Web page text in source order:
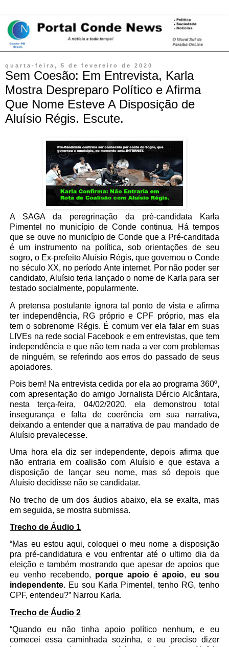
quarta-feira, 5 de fevereiro de 2020
Sem Coesão: Em Entrevista, Karla
Mostra Despreparo Político e Afirma
Que Nome Esteve A Disposição de
Aluísio Régis. Escute.
A SAGA da peregrinação da pré-candidata Karla
Pimentel no município de Conde continua. Há tempos
que se ouve no município de Conde que a Pré-canditada
é um instrumento na política, sob orientações de seu
sogro, o Ex-prefeito Aluísio Régis, que governou o Conde
no século XX, no período Ante internet. Por não poder ser
candidato, Aluísio teria lançado o nome de Karla para ser
testado socialmente, popularmente.
A pretensa postulante ignora tal ponto de vista e afirma
ter independência, RG próprio e CPF próprio, mas ela
tem o sobrenome Régis. É comum ver ela falar em suas
LIVEs na rede social Facebook e em entrevistas, que tem
independência e que não tem nada a ver com problemas
de ninguém, se referindo aos erros do passado de seus
apoiadores.
Pois bem! Na entrevista cedida por ela ao programa 360º,
com apresentação do amigo Jornalista Dércio Alcântara,
nesta terça-feira, 04/02/2020, ela demonstrou total
insegurança e falta de coerência em sua narrativa,
deixando a entender que a narrativa de pau mandado de
Aluísio prevalecesse.
Uma hora ela diz ser independente, depois afirma que
não entraria em coalisão com Aluísio e que estava a
disposição de lançar seu nome, mas só depois que
Aluísio decidisse não se candidatar.
No trecho de um dos áudios abaixo, ela se exalta, mas
em seguida, se mostra submissa.
Trecho de Áudio 1
“Mas eu estou aqui, coloquei o meu nome a disposição
pra pré-candidatura e vou enfrentar até o ultimo dia da
eleição e também mostrando que apesar de apoios que
eu venho recebendo, porque apoio é apoio, eu sou
independente. Eu sou Karla Pimentel, tenho RG, tenho
CPF, entendeu?” Narrou Karla.
Trecho de Áudio 2
“Quando eu não tinha apoio político nenhum, e eu
comecei essa caminhada sozinha, e eu preciso dizer